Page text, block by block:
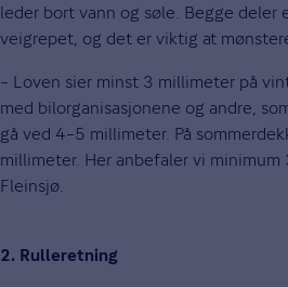
leder bort vann og søle. Begge deler
veigrepet, og det er viktig at
– Loven sier minst 3 millimeter på
med bilorganisasjonene og andre,
gå ved 4–5 millimeter. På
millimeter. Her anbefaler vi minimum
Fleinsjø.
2. Rulleretning